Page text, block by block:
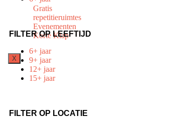
Gratis
repetitieruimtes
Evenementen
Korte Klap
X
FILTER OP LEEFTIJD
6+ jaar
9+ jaar
12+ jaar
15+ jaar
FILTER OP LOCATIE